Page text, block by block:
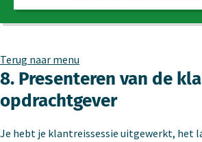
Terug naar menu
8. Presenteren van de
opdrachtgever
Je hebt je klantreissessie uitgewerkt, het